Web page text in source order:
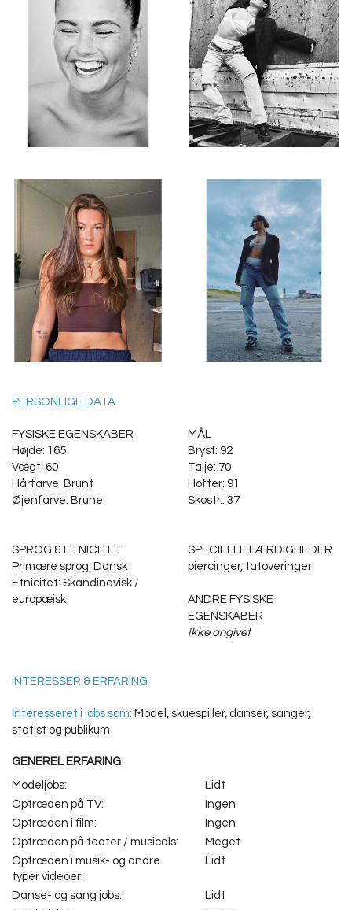
PERSONLIGE DATA
FYSISKE EGENSKABER
Højde: 165
Vægt: 60
Hårfarve: Brunt
Øjenfarve: Brune
MÅL
Bryst: 92
Talje: 70
Hofter: 91
Skostr.: 37
SPROG & ETNICITET
Primære sprog: Dansk
Etnicitet: Skandinavisk /
europæisk
SPECIELLE FÆRDIGHEDER
piercinger, tatoveringer
ANDRE FYSISKE
EGENSKABER
Ikke angivet
INTERESSER & ERFARING
Interesseret i jobs som: Model, skuespiller, danser, sanger,
statist og publikum
GENEREL ERFARING
Modeljobs:
Lidt
Optræden på TV:
Ingen
Optræden i film:
Ingen
Optræden på teater / musicals:
Meget
Optræden i musik- og andre
typer videoer:
Lidt
Danse- og sang jobs:
Lidt